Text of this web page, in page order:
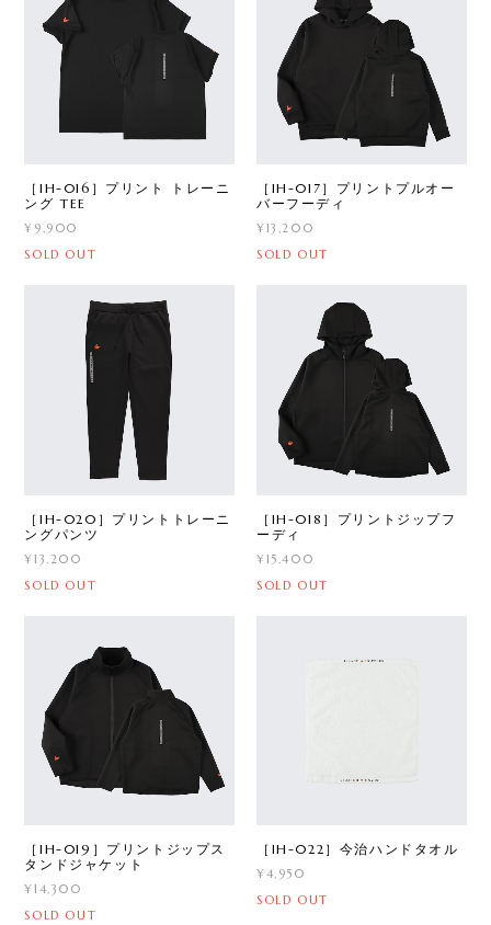
［IH-016］プリント トレーニ
ング TEE
¥9,900
SOLD OUT
［IH-017］プリントプルオー
バーフーディ
¥13,200
SOLD OUT
［IH-020］プリントトレーニ
ングパンツ
¥13,200
SOLD OUT
［IH-018］プリントジップフ
ーディ
¥15,400
SOLD OUT
［IH-019］プリントジップス
タンドジャケット
¥14,300
SOLD OUT
［IH-022］今治ハンドタオル
¥4,950
SOLD OUT